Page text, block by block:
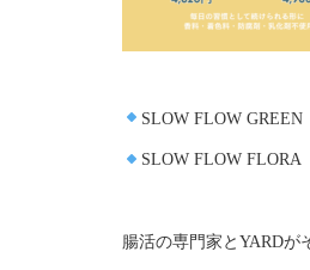
SLOW FLOW
SLOW FLOW
腸活の専門家とYARDが